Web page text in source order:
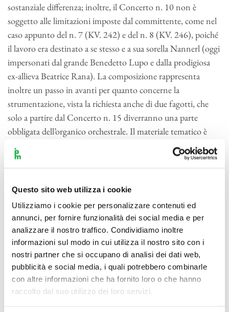
Questo sito web utilizza i cookie
Utilizziamo i cookie per personalizzare contenuti ed
annunci, per fornire funzionalità dei social media e per
analizzare il nostro traffico. Condividiamo inoltre
informazioni sul modo in cui utilizza il nostro sito con i
nostri partner che si occupano di analisi dei dati web,
pubblicità e social media, i quali potrebbero combinarle
con altre informazioni che ha fornito loro o che hanno
raccolto dal suo utilizzo dei loro servizi.
sostanziale differenza; inoltre, il Concerto n. 10 non è
soggetto alle limitazioni imposte dal committente, come nel
caso appunto del n. 7 (KV. 242) e del n. 8 (KV. 246), poiché
il lavoro era destinato a se stesso e a sua sorella Nannerl (oggi
impersonati dal grande Benedetto Lupo e dalla prodigiosa
ex-allieva Beatrice Rana). La composizione rappresenta
inoltre un passo in avanti per quanto concerne la
strumentazione, vista la richiesta anche di due fagotti, che
solo a partire dal Concerto n. 15 diverranno una parte
obbligata dell’organico orchestrale. Il materiale tematico è
molto vario e coordinato con una struttura ampia e molto
innovativa: nel primo tempo si noti la vasta esposizione
distingue, come già nel Concerto n. 9, per la sua grandezza e
profondità di espressione, ciò che anticipa quelli che saranno
i conseguimenti successivi della lunga serie dei 27 concerti
per pianoforte di Mozart. Scritto nel 1932 da Poulenc su
commissione della principessa e mecenate Winnaretta Singer
de Polignac, il Concerto per due pianoforti costituisce una
delle opere conclusive del primo periodo compositivo di
Francis Poulenc, fortemente influenzata dal Concerto in Sol
maggiore di Ravel, allora da poco eseguito a Parigi. Per il